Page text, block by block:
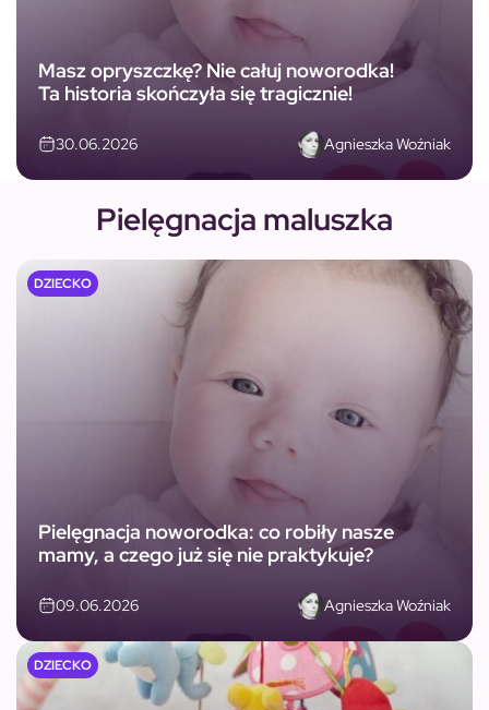
Masz opryszczkę? Nie całuj noworodka!
Ta historia skończyła się tragicznie!
30.06.2026 Agnieszka Woźniak
Pielęgnacja maluszka
Pielęgnacja noworodka: co robiły nasze
mamy, a czego już się nie praktykuje?
09.06.2026 Agnieszka Woźniak
DZIECKO
DZIECKO